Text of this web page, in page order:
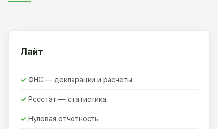
Лайт
ФНС — декларации и расчёты
Росстат — статистика
Нулевая отчётность